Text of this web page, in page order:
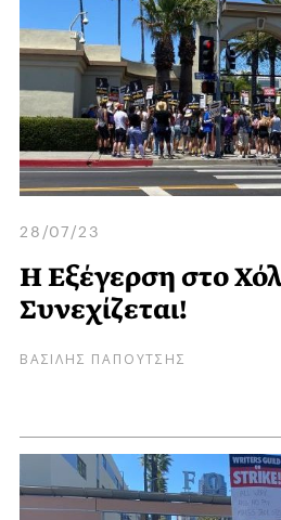
28/07/23
Η Εξέγερση στο
Συνεχίζεται!
ΒΑΣΙΛΗΣ ΠΑΠΟΥΤΣΗΣ